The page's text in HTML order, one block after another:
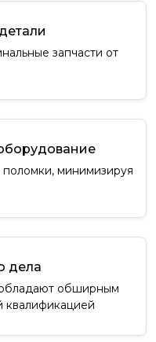
запчасти от
поломки, минимизируя
дела
обширным
квалификацией